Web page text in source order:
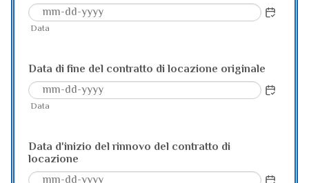
Data
Data di fine del contratto di locazione originale
Data
Data d'inizio del rinnovo del contratto di
locazione